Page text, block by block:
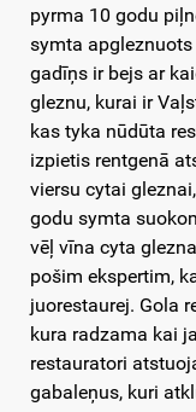
pyrma 10 godu
symta
gadīņs ir bejs ar
gleznu, kurai ir
kas tyka nūdūta
izpietis rentgenā
viersu cytai
godu symta
vēļ vīna cyta
pošim ekspertim,
juorestaurej. Gola
kura radzama kai
restauratori
gabaleņus, kuri